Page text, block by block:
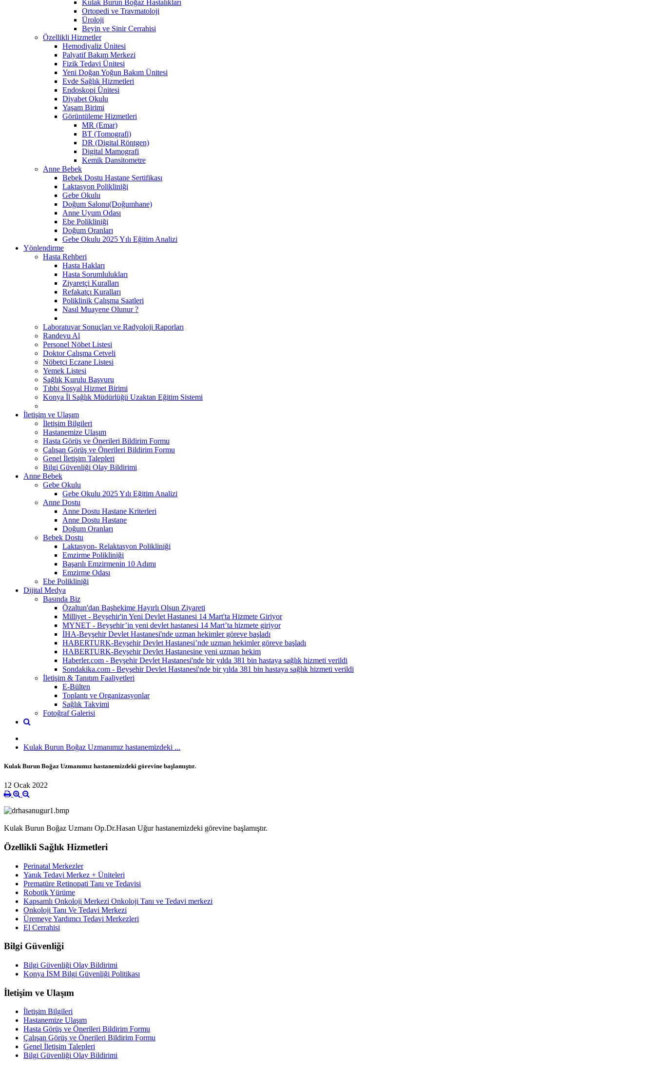
Kulak Burun Boğaz Hastalıkları
Ortopedi ve Travmatoloji
Üroloji
Beyin ve Sinir Cerrahisi
Özellikli Hizmetler
Hemodiyaliz Ünitesi
Palyatif Bakım Merkezi
Fizik Tedavi Ünitesi
Yeni Doğan Yoğun Bakım Ünitesi
Evde Sağlık Hizmetleri
Endoskopi Ünitesi
Diyabet Okulu
Yaşam Birimi
Görüntüleme Hizmetleri
MR (Emar)
BT (Tomografi)
DR (Digital Röntgen)
Digital Mamografi
Kemik Dansitometre
Anne Bebek
Bebek Dostu Hastane Sertifikası
Laktasyon Polikliniği
Gebe Okulu
Doğum Salonu(Doğumhane)
Anne Uyum Odası
Ebe Polikliniği
Doğum Oranları
Gebe Okulu 2025 Yılı Eğitim Analizi
Yönlendirme
Hasta Rehberi
Hasta Hakları
Hasta Sorumlulukları
Ziyaretçi Kuralları
Refakatçı Kuralları
Poliklinik Çalışma Saatleri
Nasıl Muayene Olunur ?
Laboratuvar Sonuçları ve Radyoloji Raporları
Randevu Al
Personel Nöbet Listesi
Doktor Çalışma Cetveli
Nöbetçi Eczane Listesi
Yemek Listesi
Sağlık Kurulu Başvuru
Tıbbi Sosyal Hizmet Birimi
Konya İl Sağlık Müdürlüğü Uzaktan Eğitim Sistemi
İletişim ve Ulaşım
İletişim Bilgileri
Hastanemize Ulaşım
Hasta Görüş ve Önerileri Bildirim Formu
Çalışan Görüş ve Önerileri Bildirim Formu
Genel İletişim Talepleri
Bilgi Güvenliği Olay Bildirimi
Anne Bebek
Gebe Okulu
Gebe Okulu 2025 Yılı Eğitim Analizi
Anne Dostu
Anne Dostu Hastane Kriterleri
Anne Dostu Hastane
Doğum Oranları
Bebek Dostu
Laktasyon- Relaktasyon Polikliniği
Emzirme Polikliniği
Başarılı Emzirmenin 10 Adımı
Emzirme Odası
Ebe Polikliniği
Dijital Medya
Basında Biz
Özaltun'dan Başhekime Hayırlı Olsun Ziyareti
Milliyet - Beyşehir'in Yeni Devlet Hastanesi 14 Mart'ta Hizmete Giriyor
MYNET - Beyşehir’in yeni devlet hastanesi 14 Mart’ta hizmete giriyor
İHA-Beyşehir Devlet Hastanesi'nde uzman hekimler göreve başladı
HABERTURK-Beyşehir Devlet Hastanesi’nde uzman hekimler göreve başladı
HABERTURK-Beyşehir Devlet Hastanesine yeni uzman hekim
Haberler.com - Beyşehir Devlet Hastanesi'nde bir yılda 381 bin hastaya sağlık hizmeti verildi
Sondakika.com - Beyşehir Devlet Hastanesi'nde bir yılda 381 bin hastaya sağlık hizmeti verildi
İletişim & Tanıtım Faaliyetleri
E-Bülten
Toplantı ve Organizasyonlar
Sağlık Takvimi
Fotoğraf Galerisi
Kulak Burun Boğaz Uzmanımız hastanemizdeki ...
Kulak Burun Boğaz Uzmanımız hastanemizdeki görevine başlamıştır.
12 Ocak 2022
Kulak Burun Boğaz Uzmanı Op.Dr.Hasan Uğur hastanemizdeki görevine başlamıştır.
Özellikli Sağlık Hizmetleri
Perinatal Merkezler
Yanık Tedavi Merkez + Üniteleri
Prematüre Retinopati Tanı ve Tedavisi
Robotik Yürüme
Kapsamlı Onkoloji Merkezi Onkoloji Tanı ve Tedavi merkezi
Onkoloji Tanı Ve Tedavi Merkezi
Üremeye Yardımcı Tedavi Merkezleri
El Cerrahisi
Bilgi Güvenliği
Bilgi Güvenliği Olay Bildirimi
Konya İSM Bilgi Güvenliği Politikası
İletişim ve Ulaşım
İletişim Bilgileri
Hastanemize Ulaşım
Hasta Görüş ve Önerileri Bildirim Formu
Çalışan Görüş ve Önerileri Bildirim Formu
Genel İletişim Talepleri
Bilgi Güvenliği Olay Bildirimi